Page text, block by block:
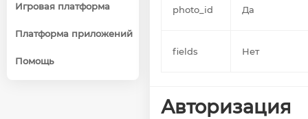
Игровая платформа
Платформа приложений
Помощь
photo_id Да
fields Нет
Авторизация